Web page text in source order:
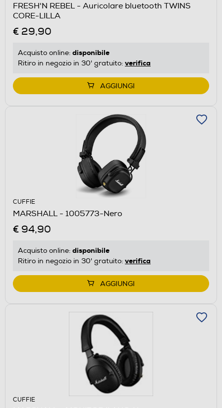
FRESH'N REBEL - Auricolare bluetooth TWINS
CORE-LILLA
€ 29,90
Acquisto online: disponibile
Ritiro in negozio in 30' gratuito: verifica
AGGIUNGI
CUFFIE
MARSHALL - 1005773-Nero
€ 94,90
Acquisto online: disponibile
Ritiro in negozio in 30' gratuito: verifica
AGGIUNGI
CUFFIE